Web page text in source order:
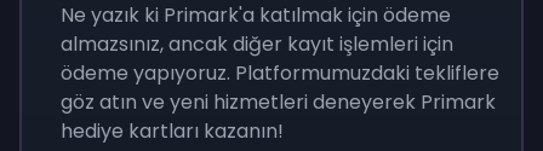
Ne yazık ki Primark'a katılmak için ödeme
almazsınız, ancak diğer kayıt işlemleri için
ödeme yapıyoruz. Platformumuzdaki tekliflere
göz atın ve yeni hizmetleri deneyerek Primark
hediye kartları kazanın!